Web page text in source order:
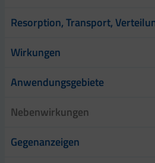
Resorption, Transport,
Wirkungen
Anwendungsgebiete
Nebenwirkungen
Gegenanzeigen